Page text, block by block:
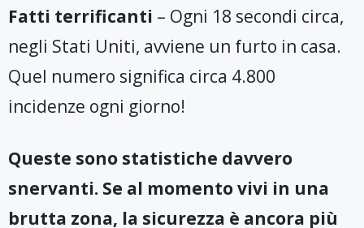
Fatti terrificanti – Ogni 18 secondi circa,
negli Stati Uniti, avviene un furto in casa.
Quel numero significa circa 4.800
incidenze ogni giorno!
Queste sono statistiche davvero
snervanti. Se al momento vivi in una
brutta zona, la sicurezza è ancora più